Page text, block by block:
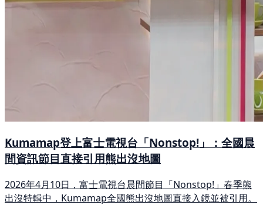
Kumamap登上富士電視台「Nonstop!」：全國晨
間資訊節目直接引用熊出沒地圖
2026年4月10日，富士電視台晨間節目「Nonstop!」春季熊
出沒特輯中，Kumamap全國熊出沒地圖直接入鏡並被引用。